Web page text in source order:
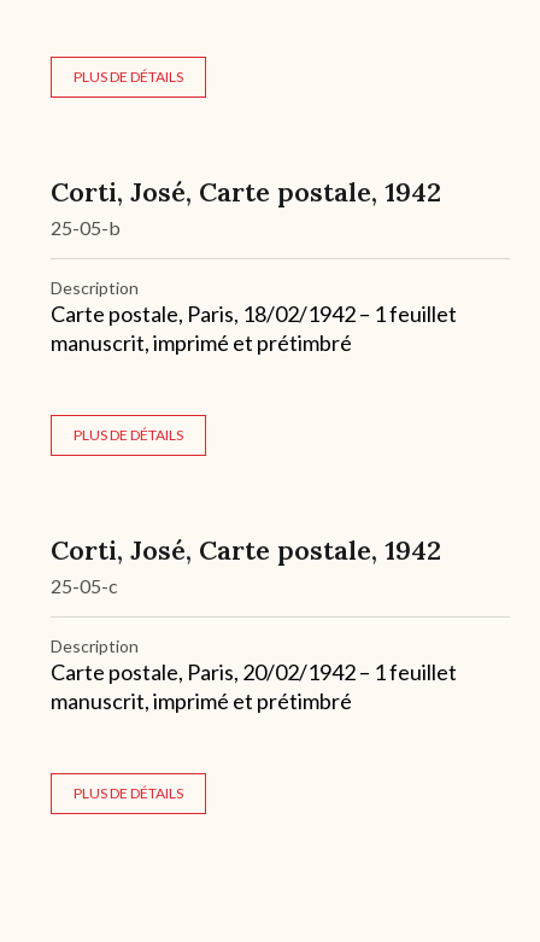
PLUS DE DÉTAILS
Corti, José, Carte postale, 1942
25-05-b
Description
Carte postale, Paris, 18/02/1942 – 1 feuillet
manuscrit, imprimé et prétimbré
PLUS DE DÉTAILS
Corti, José, Carte postale, 1942
25-05-c
Description
Carte postale, Paris, 20/02/1942 – 1 feuillet
manuscrit, imprimé et prétimbré
PLUS DE DÉTAILS